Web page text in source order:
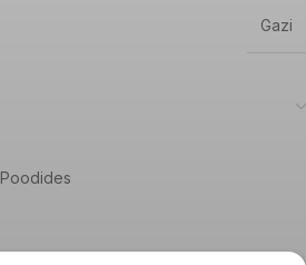
Gazi
Poodides